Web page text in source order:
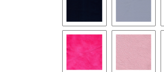
3900 - supersoft / blau
4000 -